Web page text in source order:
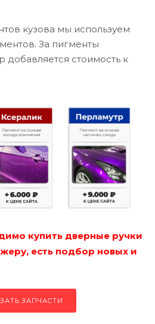
кузова мы используем
За пигменты
добавляется стоимость к
купить дверные ручки
есть подбор новых и
ЗАПЧАСТИ